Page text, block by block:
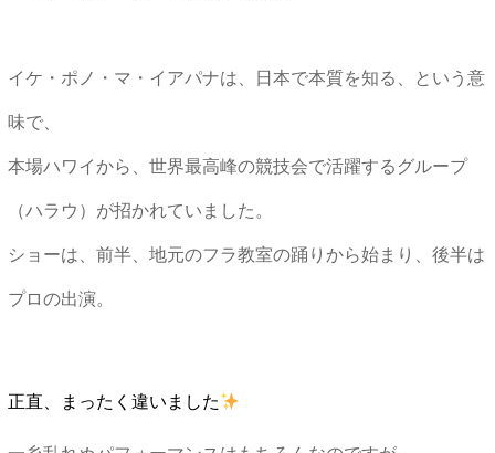
イケ・ポノ・マ・イアパナは、日本で本質を知る、という意
味で、
本場ハワイから、世界最高峰の競技会で活躍するグループ
（ハラウ）が招かれていました。
ショーは、前半、地元のフラ教室の踊りから始まり、後半は
プロの出演。
正直、まったく違いました